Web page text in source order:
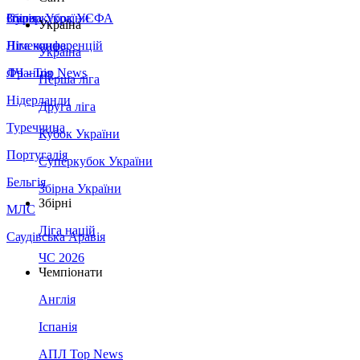
Збірна України
Італія
Німеччина
Франція
Нідерланди
Туреччина
Португалія
Бельгія
МЛС
Саудівська Аравія
Суперкубок УЄФА
Ліга конференцій
ЛЧ - Top News
Україна
Україна
Перша ліга
Друга ліга
Кубок України
Суперкубок України
Збірна України
Збірні
Ліга націй
ЧС 2026
Чемпіонати
Англія
Іспанія
АПЛ Top News